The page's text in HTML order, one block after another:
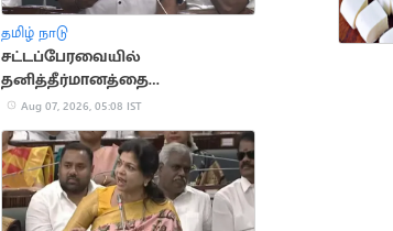
தமிழ் நாடு
சட்டப்பேரவையில்
தனித்தீர்மானத்தை
முன்மொழியும் நிதியமைச்சர்
Aug 07, 2026, 05:08 IST